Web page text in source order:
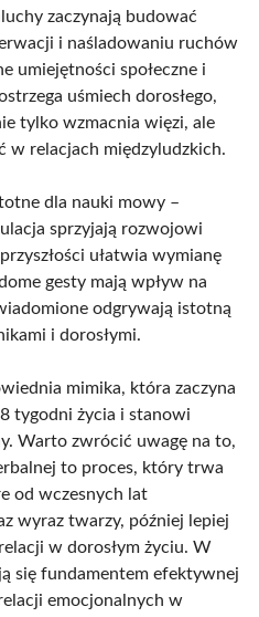
zaczynają budować
i naśladowaniu ruchów
umiejętności społeczne i
uśmiech dorosłego,
tylko wzmacnia więzi, ale
w relacjach międzyludzkich.
dla nauki mowy –
sprzyjają rozwojowi
ułatwia wymianę
gesty mają wpływ na
odgrywają istotną
i dorosłymi.
mimika, która zaczyna
tygodni życia i stanowi
Warto zwrócić uwagę na to,
to proces, który trwa
od wczesnych lat
wyraz twarzy, później lepiej
w dorosłym życiu. W
się fundamentem efektywnej
emocjonalnych w